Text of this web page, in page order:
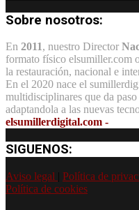
Sobre nosotros:
En 2011, nuestro Director
formato físico elsumiller.com
la restauración, nacional e
En el 2020 nace el
multidisciplinares que da
adaptandola a las nuevas
elsumillerdigital.com -
SIGUENOS:
Aviso legal Política de
Política de cookies